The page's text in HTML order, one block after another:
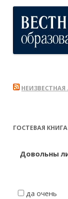
НЕИЗВЕСТНАЯ
ГОСТЕВАЯ КНИГА
Довольны
да очень